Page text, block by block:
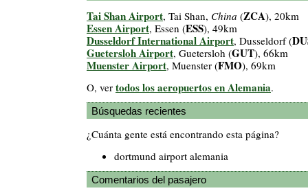
Tai Shan Airport, Tai Shan, China (ZCA), 20km
Essen Airport, Essen (ESS), 49km
Dusseldorf International Airport, Dusseldorf (
Guetersloh Airport, Guetersloh (GUT), 66km
Muenster Airport, Muenster (FMO), 69km
O, ver todos los aeropuertos en Alemania.
Búsquedas recientes
¿Cuánta gente está encontrando esta página?
dortmund airport alemania
Comentarios del pasajero